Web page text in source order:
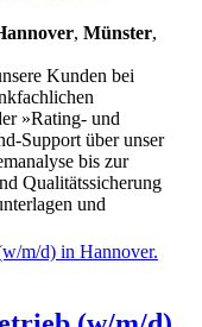
, Münster,
Kunden bei
»Rating- und
Support über unser
bis zur
Qualitätssicherung
und